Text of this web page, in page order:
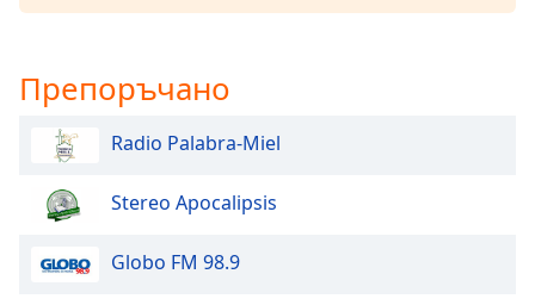
Close
dialog
Препоръчано
Radio Palabra-Miel
Stereo Apocalipsis
Globo FM 98.9